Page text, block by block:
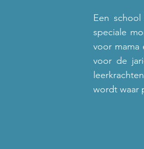
Een
speciale
voor mama
voor de
wordt waar